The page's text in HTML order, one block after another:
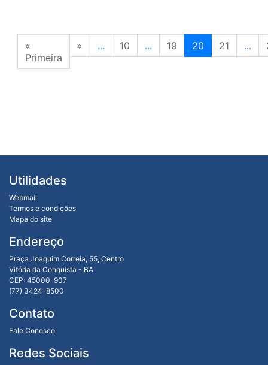
«
Primeira
« ... 10 ... 19 20 21 ...
Utilidades
Webmail
Termos e condições
Mapa do site
Endereço
Praça Joaquim Correia, 55, Centro
Vitória da Conquista - BA
CEP: 45000-907
(77) 3424-8500
Contato
Fale Conosco
Redes Sociais